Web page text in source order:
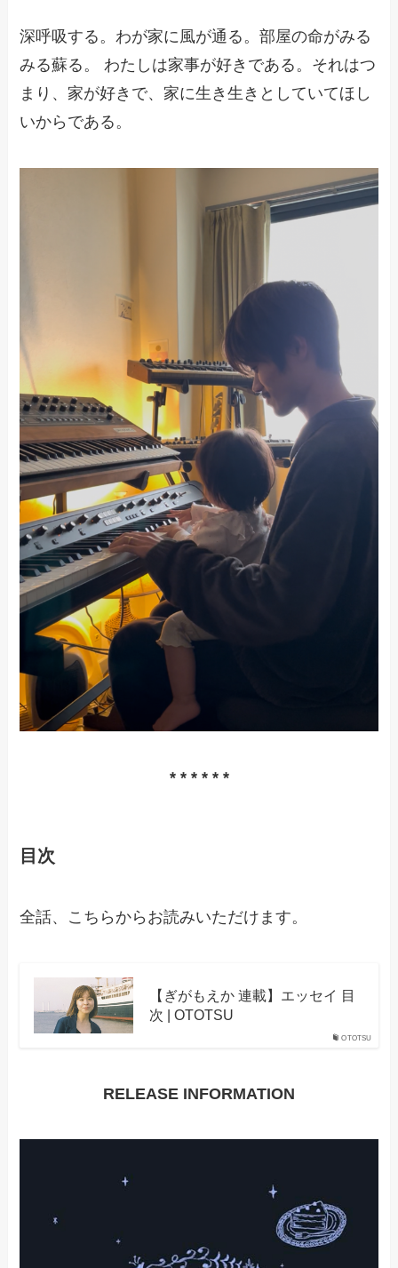
深呼吸する。わが家に風が通る。部屋の命がみる
みる蘇る。 わたしは家事が好きである。それはつ
まり、家が好きで、家に生き生きとしていてほし
いからである。
* * * * * *
目次
全話、こちらからお読みいただけます。
OTOTSU
【ぎがもえか 連載】エッセイ 目
次 | OTOTSU
RELEASE INFORMATION